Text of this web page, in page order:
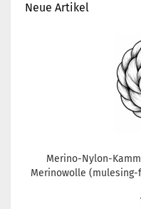
Neue Artikel
Merino-Nylon-
Merinowolle (mulesing-